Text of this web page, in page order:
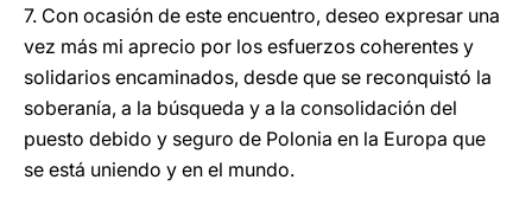
7. Con ocasión de este encuentro, deseo expresar una
vez más mi aprecio por los esfuerzos coherentes y
solidarios encaminados, desde que se reconquistó la
soberanía, a la búsqueda y a la consolidación del
puesto debido y seguro de Polonia en la Europa que
se está uniendo y en el mundo.